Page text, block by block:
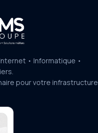
• Informatique •
pour votre infrastructure